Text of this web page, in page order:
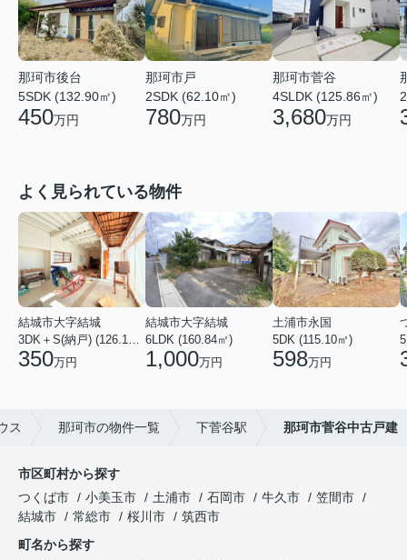
那珂市後台
5SDK (132.90㎡)
450万円
那珂市戸
2SDK (62.10㎡)
780万円
那珂市菅谷
4SLDK (125.86㎡)
3,680万円
よく見られている物件
結城市大字結城
3DK＋S(納戸) (126.19㎡)
350万円
結城市大字結城
6LDK (160.84㎡)
1,000万円
土浦市永国
5DK (115.10㎡)
598万円
ス 那珂市の物件一覧 下菅谷駅 那珂市菅谷中古戸建
市区町村から探す
つくば市
小美玉市 土浦市 石岡市 牛久市
笠間市
結城市
常総市 桜川市
筑西市
町名から探す